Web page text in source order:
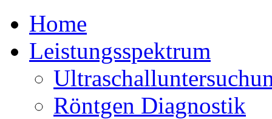
Home
Leistungsspektrum
Röntgen Diagnostik